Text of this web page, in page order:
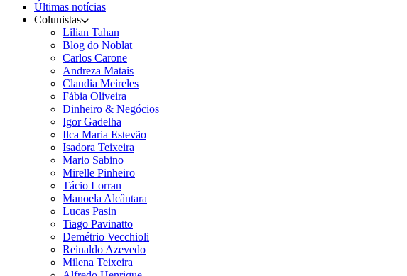
Últimas notícias
Colunistas
Lilian Tahan
Blog do Noblat
Carlos Carone
Andreza Matais
Claudia Meireles
Fábia Oliveira
Dinheiro & Negócios
Igor Gadelha
Ilca Maria Estevão
Isadora Teixeira
Mario Sabino
Mirelle Pinheiro
Tácio Lorran
Manoela Alcântara
Lucas Pasin
Tiago Pavinatto
Demétrio Vecchioli
Reinaldo Azevedo
Milena Teixeira